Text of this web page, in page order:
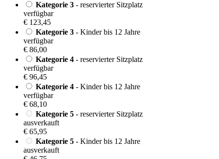
Kategorie 3 - reservierter Sitzplatz
verfügbar
€ 123,45
Kategorie 3 - Kinder bis 12 Jahre
verfügbar
€ 86,00
Kategorie 4 - reservierter Sitzplatz
verfügbar
€ 96,45
Kategorie 4 - Kinder bis 12 Jahre
verfügbar
€ 68,10
Kategorie 5 - reservierter Sitzplatz
ausverkauft
€ 65,95
Kategorie 5 - Kinder bis 12 Jahre
ausverkauft